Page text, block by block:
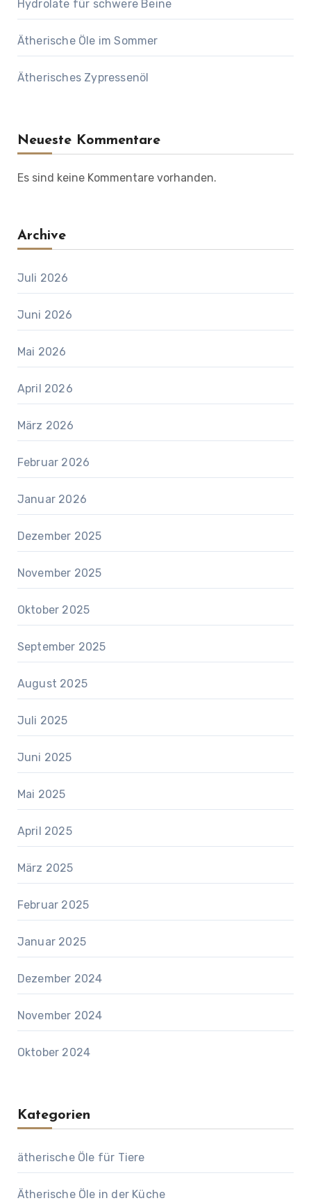
Hydrolate für schwere Beine
Ätherische Öle im Sommer
Ätherisches Zypressenöl
Neueste Kommentare
Es sind keine Kommentare vorhanden.
Archive
Juli 2026
Juni 2026
Mai 2026
April 2026
März 2026
Februar 2026
Januar 2026
Dezember 2025
November 2025
Oktober 2025
September 2025
August 2025
Juli 2025
Juni 2025
Mai 2025
April 2025
März 2025
Februar 2025
Januar 2025
Dezember 2024
November 2024
Oktober 2024
Kategorien
ätherische Öle für Tiere
Ätherische Öle in der Küche